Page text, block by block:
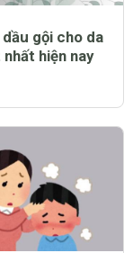
gội cho da